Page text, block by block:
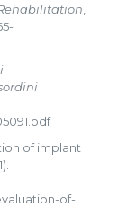
of implant
of-